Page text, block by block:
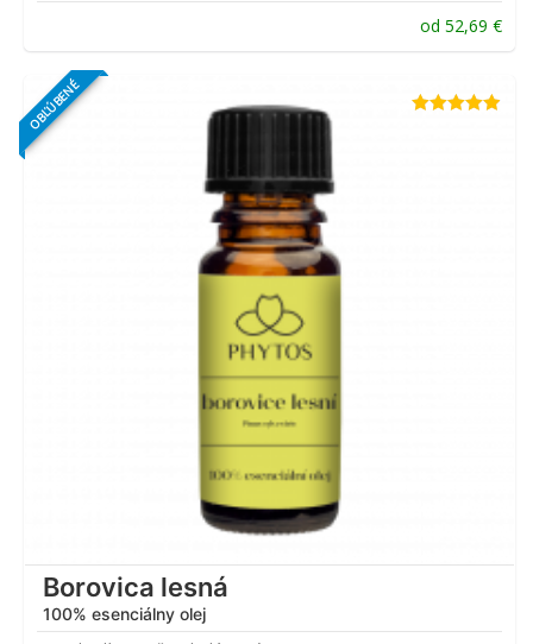
od 52,69 €
OBĽÚBENÉ
Borovica lesná
100% esenciálny olej